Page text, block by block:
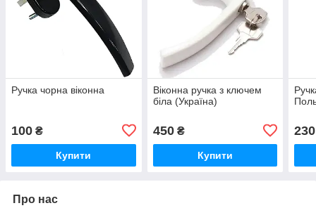
Ручка чорна віконна
100 ₴
Купити
Віконна ручка з ключем
біла (Україна)
450₴
Купити
230
Про нас